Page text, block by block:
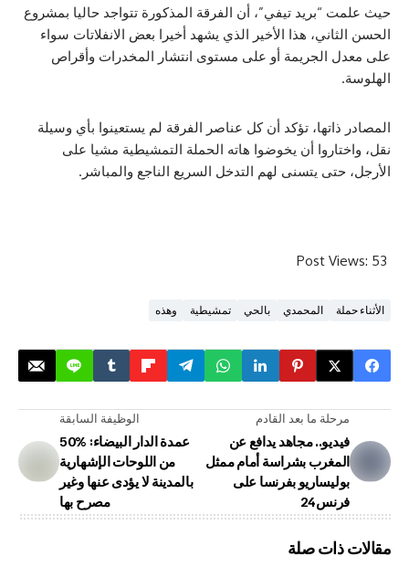
تيفي”، أن الفرقة المذكورة تتواجد حاليا بمشروع
هذا الأخير الذي يشهد أخيرا بعض الانفلاتات سواء
الجريمة أو على مستوى انتشار المخدرات وأقراص
تؤكد أن كل عناصر الفرقة لم يستعينوا بأي وسيلة
أن يخوضوا هاته الحملة التمشيطية مشيا على
يتسنى لهم التدخل السريع الناجع والمباشر.
Post
المحمدي بالحي تمشيطية وهذه
الوظيفة السابقة
عمدة الدار البيضاء: %50
من اللوحات الإشهارية
بالمدينة لا يؤدى عنها وغير
ما بعد القادم
مجاهد يدافع عن
بشراسة أمام ممثل
بفرنسا على
صلة